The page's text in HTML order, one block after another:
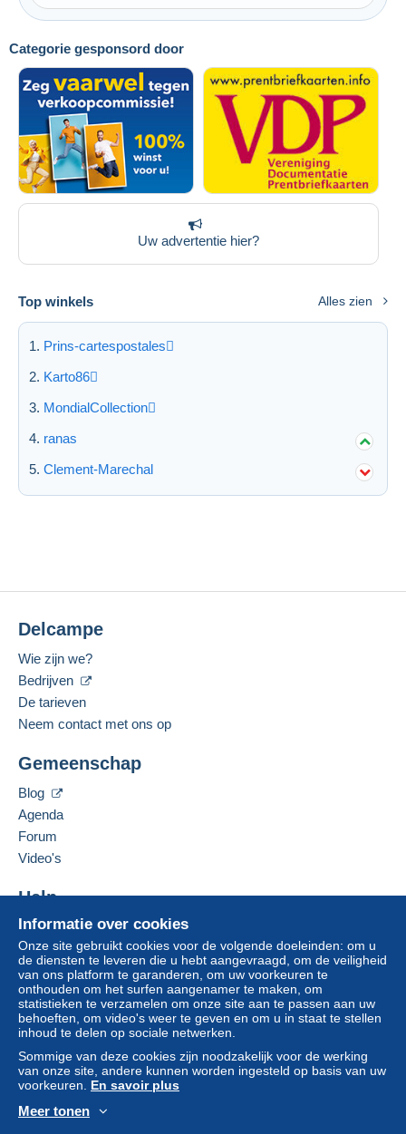
Categorie gesponsord door
Uw advertentie hier?
Top winkels Alles zien
Prins-cartespostales
Karto86
MondialCollection
ranas
Clement-Marechal
Informatie over cookies
Onze site gebruikt cookies voor de volgende doeleinden: om u
de diensten te leveren die u hebt aangevraagd, om de veiligheid
van ons platform te garanderen, om uw voorkeuren te
onthouden om het surfen aangenamer te maken, om
statistieken te verzamelen om onze site aan te passen aan uw
behoeften, om video's weer te geven en om u in staat te stellen
inhoud te delen op sociale netwerken.
Sommige van deze cookies zijn noodzakelijk voor de werking
van onze site, andere kunnen worden ingesteld op basis van uw
voorkeuren. En savoir plus
Meer tonen
Delcampe
Wie zijn we?
Bedrijven
De tarieven
Neem contact met ons op
Gemeenschap
Blog
Agenda
Forum
Video's
Help
Hulpcentrum
Kopen op Delcampe
Verkopen op Delcampe
Een beveiligde website